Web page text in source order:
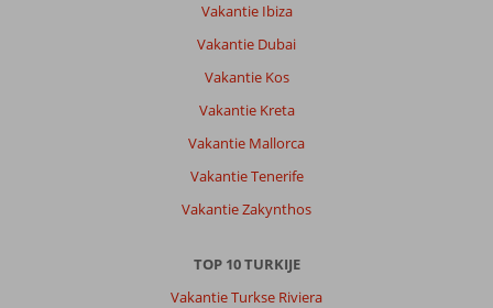
Vakantie Ibiza
Vakantie Dubai
Vakantie Kos
Vakantie Kreta
Vakantie Mallorca
Vakantie Tenerife
Vakantie Zakynthos
TOP 10 TURKIJE
Vakantie Turkse Riviera